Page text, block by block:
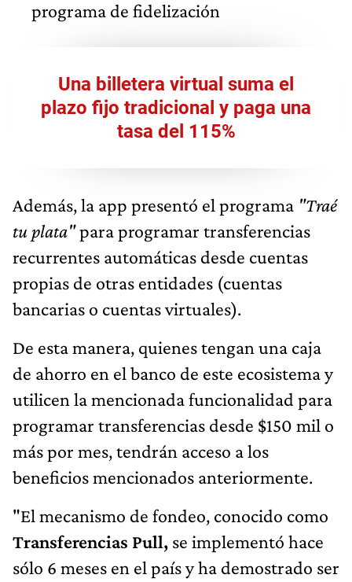
programa de fidelización
Una billetera virtual suma el
plazo fijo tradicional y paga una
tasa del 115%
Además, la app presentó el programa "Traé
tu plata"para programar transferencias
recurrentes automáticas desde cuentas
propias de otras entidades (cuentas
bancarias o cuentas virtuales).
De esta manera, quienes tengan una caja
de ahorro en el banco de este ecosistema y
utilicen la mencionada funcionalidad para
programar transferencias desde $150 mil o
más por mes, tendrán acceso a los
beneficios mencionados anteriormente.
"El mecanismo de fondeo, conocido como
Transferencias Pull, se implementó hace
sólo 6 meses en el país y ha demostrado ser